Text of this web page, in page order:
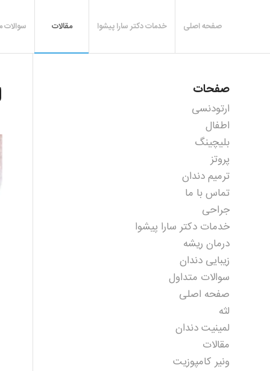
صفحه اصلی خدمات دکتر سارا پیشوا مقالات سوالات
صفحات
ارتودنسی
اطفال
بلیچینگ
پروتز
ترمیم دندان
تماس با ما
جراحی
خدمات دکتر سارا پیشوا
درمان ریشه
زیبایی دندان
سوالات متداول
صفحه اصلی
لثه
لمینیت دندان
مقالات
ونیر کامپوزیت